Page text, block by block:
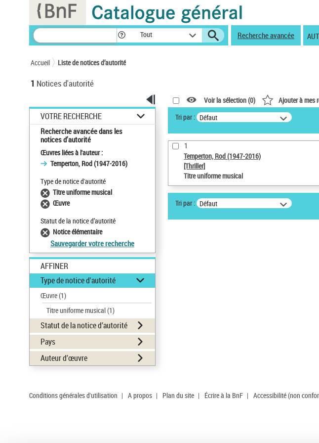
Tout Recherche avancée
Accueil Liste de notices d’autorité
1 Notices d'autorité
VOTRE RECHERCHE
Recherche avancée dans les
notices d’autorité
Œuvres liées à l'auteur :
Temperton, Rod (1947-2016)
Type de notice d'autorité
Titre uniforme musical
Œuvre
Statut de la notice d’autorité
Notice élémentaire
Sauvegarder votre recherche
AFFINER
Type de notice d'autorité
Œuvre(1)
Titre uniforme musical(1)
Statut de la notice d’autorité
Pays
Auteur d’œuvre
Voir la sélection (0) Ajouter à mes
Tri par : Défaut
1
Temperton, Rod (1947-2016)
[Thriller]
Titre uniforme musical
Tri par : Défaut
Conditions générales d'utilisation | A propos | Plan du site | Écrire à la BnF | Accessibilité (non
Panneau de gestion des cookies